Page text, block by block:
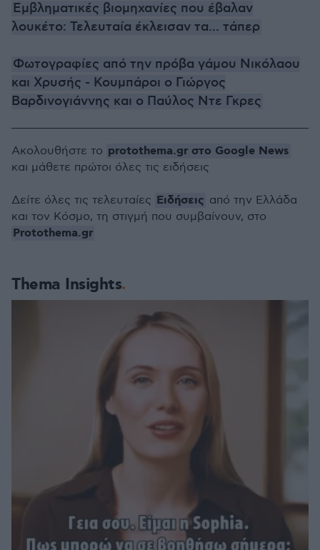
Εμβληματικές βιομηχανίες που έβαλαν
λουκέτο: Τελευταία έκλεισαν τα... τάπερ
Φωτογραφίες από την πρόβα γάμου Νικόλαου
και Χρυσής - Κουμπάροι ο Γιώργος
Βαρδινογιάννης και ο Παύλος Ντε Γκρες
Thema Insights
Ακολουθήστε το protothema.gr στο Google News
και μάθετε πρώτοι όλες τις ειδήσεις
Δείτε όλες τις τελευταίες Ειδήσεις από την Ελλάδα
και τον Κόσμο, τη στιγμή που συμβαίνουν, στο
Protothema.gr